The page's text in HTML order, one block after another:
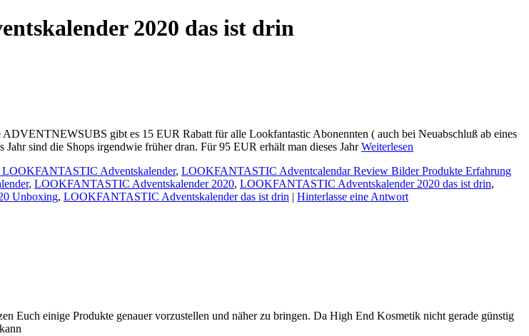
2020 das ist drin
gibt es 15 EUR Rabatt für alle Lookfantastic Abonennten ( auch bei Neuabschluß ab eines
sind die Shops irgendwie früher dran. Für 95 EUR erhält man dieses JahrWeiterlesen
LOOKFANTASTIC Adventskalender, LOOKFANTASTIC Adventcalendar Review Bilder Produkte Erfahrung
, LOOKFANTASTIC Adventskalender 2020, LOOKFANTASTIC Adventskalender 2020 das ist drin,
Unboxing, LOOKFANTASTIC Adventskalender das ist drin | Hinterlasse eine Antwort
Euch einige Produkte genauer vorzustellen und näher zu bringen. Da High End Kosmetik nicht gerade günstig